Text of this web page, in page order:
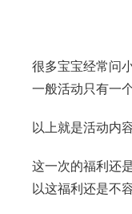
很多宝宝经常问
一般活动只有一
以上就是活动内
这一次的福利还
以这福利还是不